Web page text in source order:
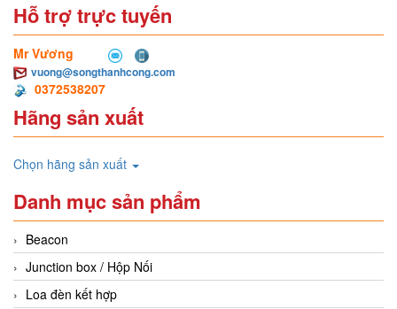
Hỗ trợ trực tuyến
Mr Vương
vuong@songthanhcong.com
0372538207
Hãng sản xuất
Chọn hãng sản xuất
Danh mục sản phẩm
Beacon
Junction box / Hộp Nối
Loa đèn kết hợp